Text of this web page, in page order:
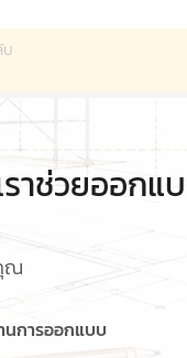
าช่วยออกแ
ณ
นการออกแบบ